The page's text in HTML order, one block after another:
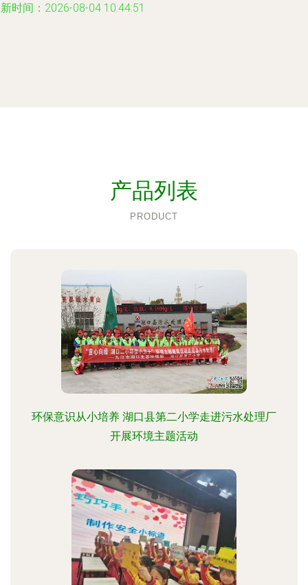
时间：2026-08-04 10:44:51
产品列表
PRODUCT
环保意识从小培养 湖口县第二小学走进污水处理厂
开展环境主题活动